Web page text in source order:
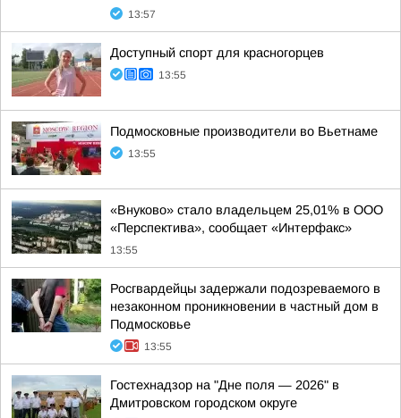
13:57
Доступный спорт для красногорцев
13:55
Подмосковные производители во Вьетнаме
13:55
«Внуково» стало владельцем 25,01% в ООО
«Перспектива», сообщает «Интерфакс»
13:55
Росгвардейцы задержали подозреваемого в
незаконном проникновении в частный дом в
Подмосковье
13:55
Гостехнадзор на "Дне поля — 2026" в
Дмитровском городском округе